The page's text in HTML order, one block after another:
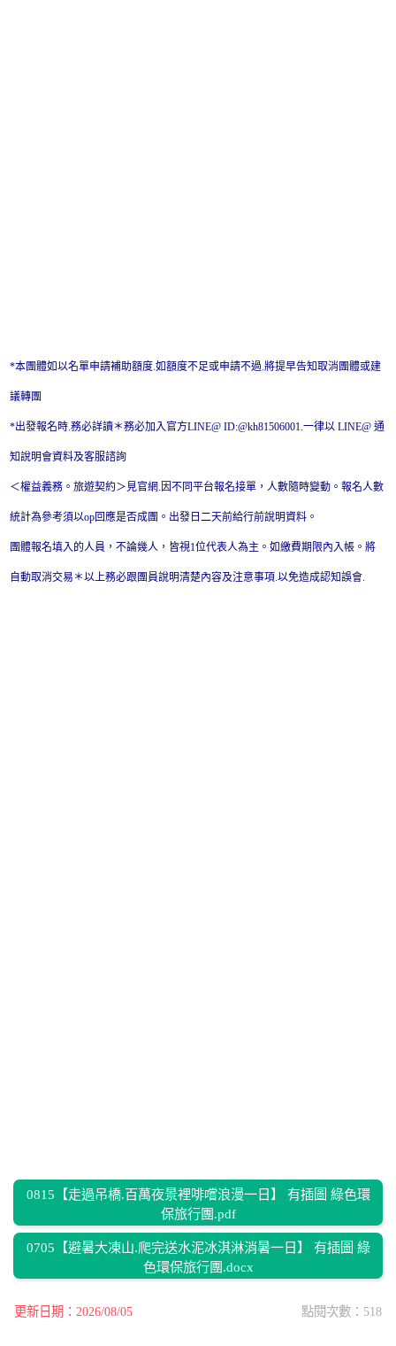
*本團體如以名單申請補助額度.如額度不足或申請不過.將提早告知取消團體或建
議轉團
*出發報名時.務必詳讀＊務必加入官方LINE@ ID:@kh81506001.一律以 LINE@ 通
知說明會資料及客服諮詢
＜權益義務。旅遊契約＞見官網.因不同平台報名接單，人數隨時變動。報名人數
統計為參考須以op回應是否成團。出發日二天前給行前說明資料。
團體報名填入的人員，不論幾人，皆視1位代表人為主。如繳費期限內入帳。將
自動取消交易＊以上務必跟團員說明清楚內容及注意事項.以免造成認知誤會.
0815【走過吊橋.百萬夜景裡啡嚐浪漫一日】 有插圖 綠色環
保旅行團.pdf
0705【避暑大凍山.爬完送水泥冰淇淋消暑一日】 有插圖 綠
色環保旅行團.docx
更新日期：2026/08/05 點閱次數：518